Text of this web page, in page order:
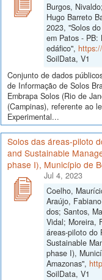
Burgos,
Hugo Barreto
2023, "Solos
em Patos - PB:
edáfico",
SoilData, V1
Conjunto de dados
de Informação de Solos
Embrapa Solos (Rio de
(Campinas), referente ao
Experimental...
Solos das áreas-piloto
and Sustainable
phase I), Município de
Jul 4, 2023
Coelho,
Araújo,
dos; Santos,
Vidal; Moreira,
áreas-piloto do
Sustainable
phase I),
Amazonas",
SoilData, V1